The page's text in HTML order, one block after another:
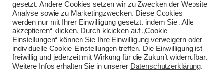
Alte Herren
gesetzt. Andere Cookies setzen wir zu Zwecken der Website
Analyse sowie zu Marketingzwecken. Diese Cookies
werden nur mit Ihrer Einwilligung gesetzt, indem Sie „Alle
akzeptieren“ klicken. Durch klcicken auf „Cookie
Einstellungen“ können Sie Ihre Einwilligung verweigern oder
individuelle Cookie-Einstellungen treffen. Die Einwilligung ist
freiwillig und jederzeit mit Wirkung für die Zukunft widerrufbar.
Weitere Infos erhalten Sie in unserer Datenschutzerklärung.